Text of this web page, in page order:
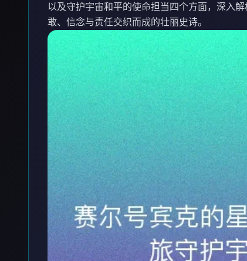
以及守护宇宙和平的使命担当四个方面，深入
敢、信念与责任交织而成的壮丽史诗。